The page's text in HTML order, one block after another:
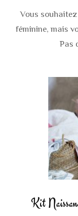
Vous
féminine, mais
Pas
Kit